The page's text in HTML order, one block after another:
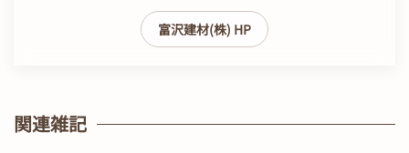
富沢建材(株) HP
関連雑記